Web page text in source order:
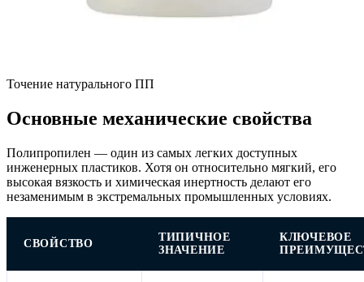
Точение натурального ПП
Основные механические свойства
Полипропилен — один из самых легких доступных
инженерных пластиков. Хотя он относительно мягкий, его
высокая вязкость и химическая инертность делают его
незаменимым в экстремальных промышленных условиях.
СВОЙСТВО
ТИПИЧНОЕ
ЗНАЧЕНИЕ
КЛЮЧЕВОЕ